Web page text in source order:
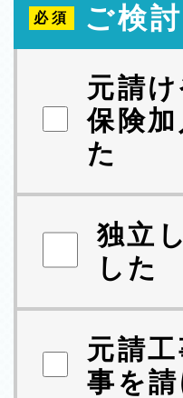
ご検
元請
保険
た
独立
した
元請
事を